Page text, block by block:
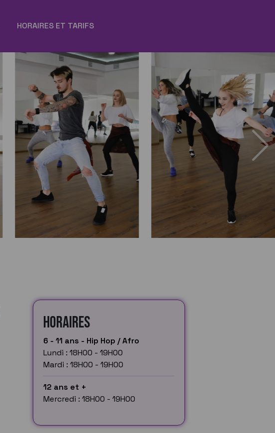
HORAIRES ET TARIFS
Horaires
6 - 11 ans - Hip Hop / Afro
Lundi : 18H00 - 19H00
Mardi : 18H00 - 19H00
12 ans et +
Mercredi : 18H00 - 19H00